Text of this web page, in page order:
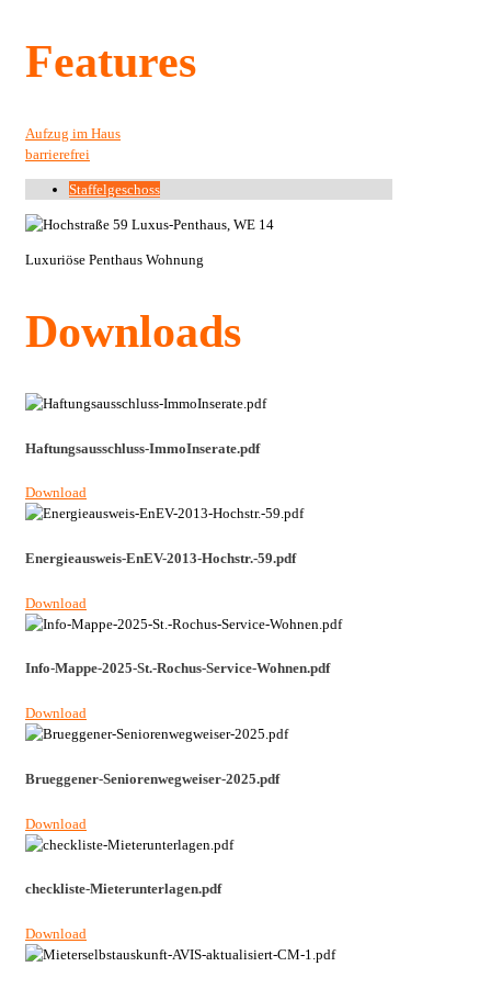
Features
Aufzug im Haus
barrierefrei
Staffelgeschoss
Luxuriöse Penthaus Wohnung
Downloads
Haftungsausschluss-ImmoInserate.pdf
Download
Energieausweis-EnEV-2013-Hochstr.-59.pdf
Download
Info-Mappe-2025-St.-Rochus-Service-Wohnen.pdf
Download
Brueggener-Seniorenwegweiser-2025.pdf
Download
checkliste-Mieterunterlagen.pdf
Download